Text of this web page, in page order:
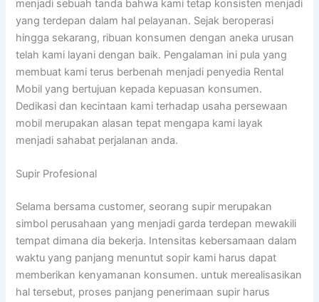
menjadi sebuah tanda bahwa kami tetap konsisten menjadi
yang terdepan dalam hal pelayanan. Sejak beroperasi
hingga sekarang, ribuan konsumen dengan aneka urusan
telah kami layani dengan baik. Pengalaman ini pula yang
membuat kami terus berbenah menjadi penyedia Rental
Mobil yang bertujuan kepada kepuasan konsumen.
Dedikasi dan kecintaan kami terhadap usaha persewaan
mobil merupakan alasan tepat mengapa kami layak
menjadi sahabat perjalanan anda.
Supir Profesional
Selama bersama customer, seorang supir merupakan
simbol perusahaan yang menjadi garda terdepan mewakili
tempat dimana dia bekerja. Intensitas kebersamaan dalam
waktu yang panjang menuntut sopir kami harus dapat
memberikan kenyamanan konsumen. untuk merealisasikan
hal tersebut, proses panjang penerimaan supir harus